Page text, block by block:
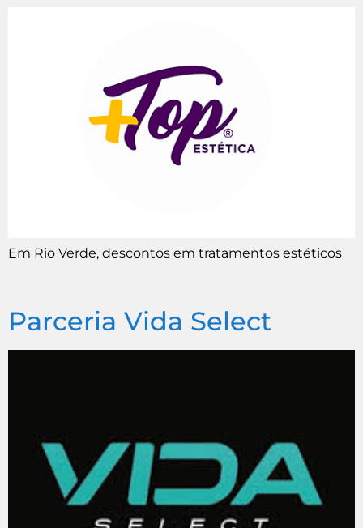
Em Rio Verde, descontos em tratamentos estéticos
Parceria Vida Select